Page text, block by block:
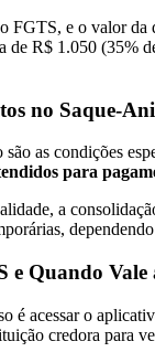
FGTS, e o valor
R$ 1.050 (35%
no Saque-
são as condições
para
a
Quando Vale
é acessar o
credora para